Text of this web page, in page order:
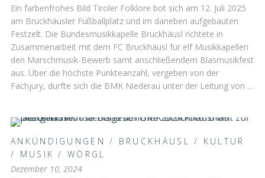
Ein farbenfrohes Bild Tiroler Folklore bot sich am 12. Juli 2025
am Bruckhäusler Fußballplatz und im daneben aufgebauten
Festzelt. Die Bundesmusikkapelle Bruckhäusl richtete in
Zusammenarbeit mit dem FC Bruckhäusl für elf Musikkapellen
den Marschmusik-Bewerb samt anschließendem Blasmusikfest
aus. Über die höchste Punkteanzahl, vergeben von der
Fachjury, durfte sich die BMK Niederau unter der Leitung von …
ANKÜNDIGUNGEN / BRUCKHÄUSL / KULTUR
/ MUSIK /WÖRGL
Dezember 10, 2024